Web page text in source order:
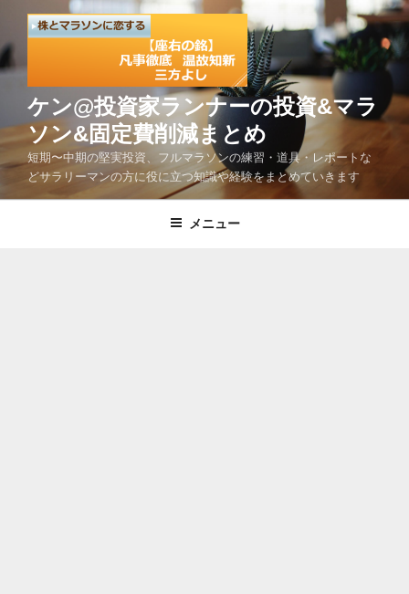
テ
ン
ス
キ
ケン@投資家ランナーの投資&マラ
ソン&固定費削減まとめ
短期〜中期の堅実投資、フルマラソンの練習・道具・レポートな
どサラリーマンの方に役に立つ知識や経験をまとめていきます
メニュー